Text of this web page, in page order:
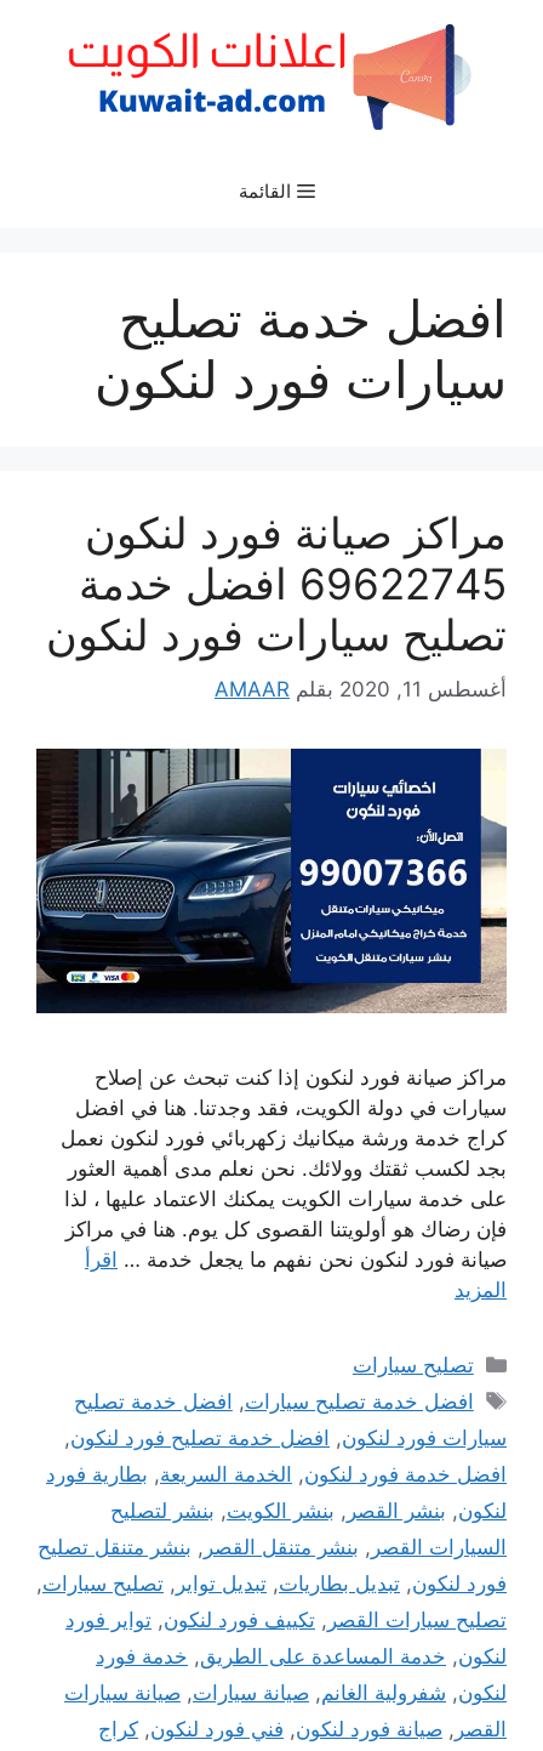
القائمة
افضل خدمة تصليح
سيارات فورد لنكون
مراكز صيانة فورد لنكون
69622745 افضل خدمة
تصليح سيارات فورد لنكون
أغسطس 11, 2020 بقلم AMAAR
مراكز صيانة فورد لنكون إذا كنت تبحث عن إصلاح
سيارات في دولة الكويت، فقد وجدتنا. هنا في افضل
كراج خدمة ورشة ميكانيك زكهربائي فورد لنكون نعمل
بجد لكسب ثقتك وولائك. نحن نعلم مدى أهمية العثور
على خدمة سيارات الكويت يمكنك الاعتماد عليها ، لذا
فإن رضاك ​​هو أولويتنا القصوى كل يوم. هنا في مراكز
صيانة فورد لنكون نحن نفهم ما يجعل خدمة … اقرأ
المزيد
التصنيفات
تصليح سيارات
الوسوم
افضل خدمة تصليح سيارات, افضل خدمة تصليح
سيارات فورد لنكون, افضل خدمة تصليح فورد لنكون,
افضل خدمة فورد لنكون, الخدمة السريعة, بطارية فورد
لنكون, بنشر القصر , بنشر الكويت, بنشر لتصليح
السيارات القصر , بنشر متنقل القصر , بنشر متنقل تصليح
فورد لنكون, تبديل بطاريات, تبديل تواير , تصليح سيارات,
تصليح سيارات القصر , تكييف فورد لنكون, تواير فورد
لنكون, خدمة المساعدة على الطريق, خدمة فورد
لنكون, شفرولية الغانم, صيانة سيارات, صيانة سيارات
القصر , صيانة فورد لنكون, فني فورد لنكون, كراج